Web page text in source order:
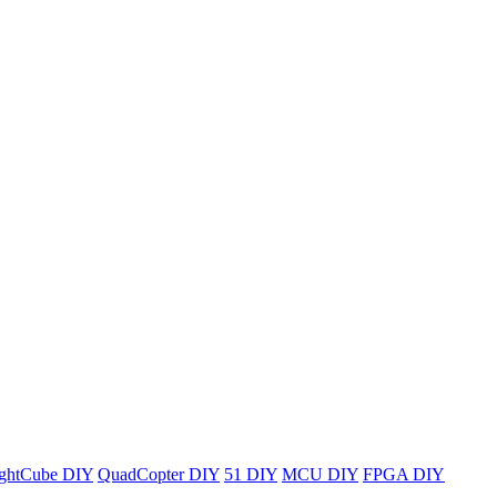
DIY QuadCopter DIY 51 DIY MCU DIY FPGA DIY